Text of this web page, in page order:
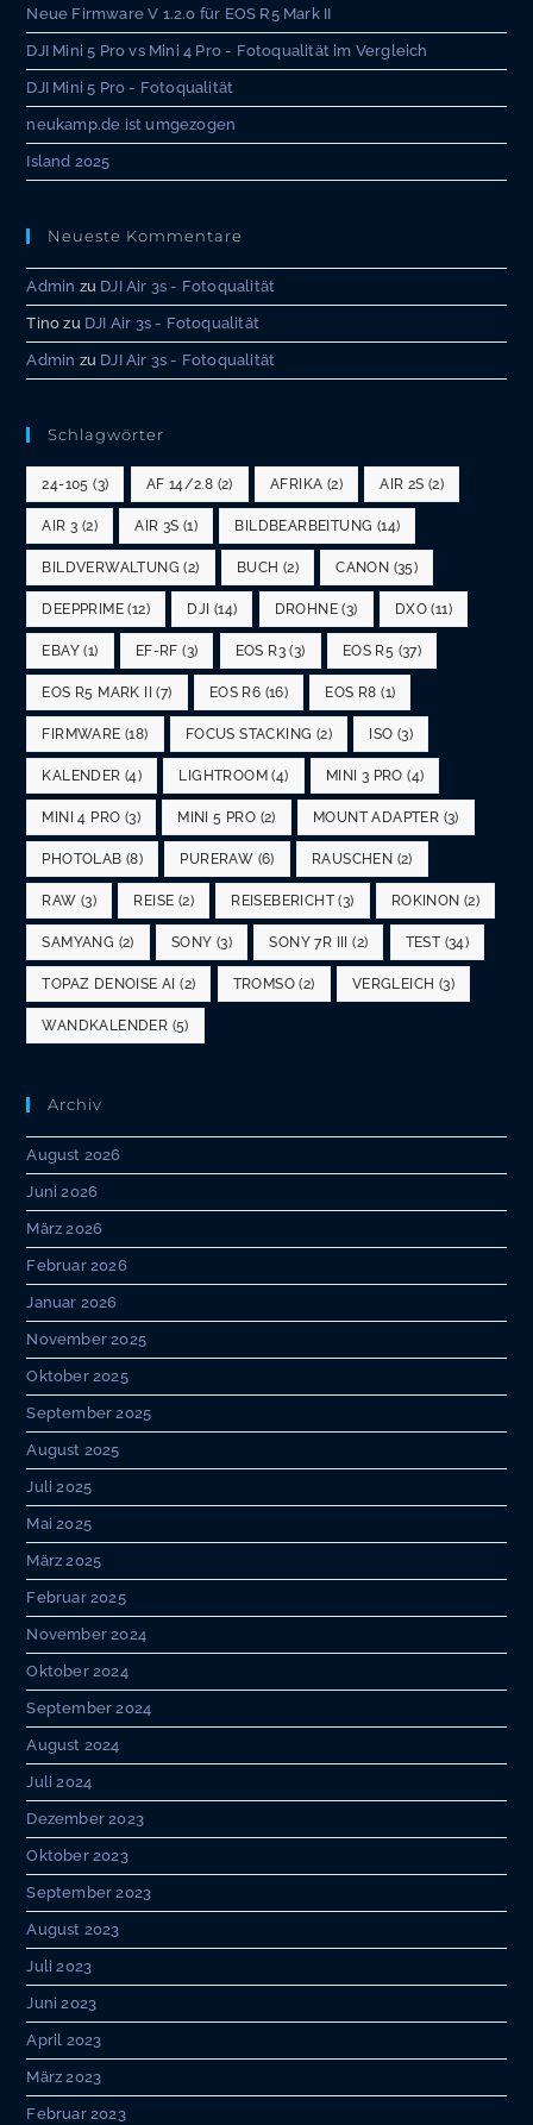
Neue Firmware V 1.2.0 für EOS R5 Mark II
DJI Mini 5 Pro vs Mini 4 Pro - Fotoqualität im Vergleich
DJI Mini 5 Pro - Fotoqualität
neukamp.de ist umgezogen
Island 2025
Neueste Kommentare
Admin zu DJI Air 3s - Fotoqualität
Tino zu DJI Air 3s - Fotoqualität
Admin zu DJI Air 3s - Fotoqualität
Schlagwörter
24-105 (3) AF 14/2.8 (2) AFRIKA (2) AIR 2S (2)
AIR 3 (2) AIR 3S (1) BILDBEARBEITUNG (14)
BILDVERWALTUNG (2) BUCH (2) CANON (35)
DEEPPRIME (12) DJI (14) DROHNE (3) DXO (11)
EBAY (1) EF-RF (3) EOS R3 (3) EOS R5 (37)
EOS R5 MARK II (7) EOS R6 (16) EOS R8 (1)
FIRMWARE (18) FOCUS STACKING (2) ISO (3)
KALENDER (4) LIGHTROOM (4) MINI 3 PRO (4)
MINI 4 PRO (3) MINI 5 PRO (2) MOUNT ADAPTER (3)
PHOTOLAB (8) PURERAW (6) RAUSCHEN (2)
RAW (3) REISE (2) REISEBERICHT(3) ROKINON (2)
SAMYANG (2) SONY (3) SONY 7R III (2) TEST(34)
TOPAZ DENOISE AI (2) TROMSO (2) VERGLEICH (3)
WANDKALENDER (5)
Archiv
August 2026
Juni 2026
März 2026
Februar 2026
Januar 2026
November 2025
Oktober 2025
September 2025
August 2025
Juli 2025
Mai 2025
März 2025
Februar 2025
November 2024
Oktober 2024
September 2024
August 2024
Juli 2024
Dezember 2023
Oktober 2023
September 2023
August 2023
Juli 2023
Juni 2023
April 2023
März 2023
Februar 2023